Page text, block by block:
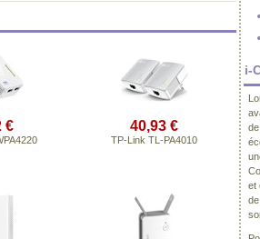
€ 40,93 €
TP-Link TL-PA4010
i-
et